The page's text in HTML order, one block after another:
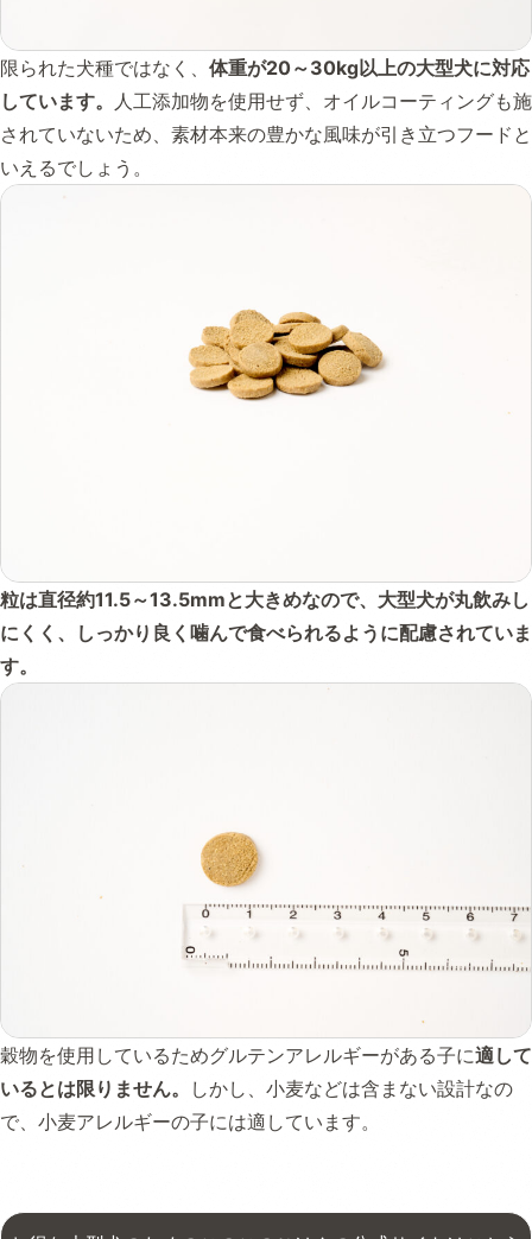
限られた犬種ではなく、 体重が20～30kg以上の大型犬に対応
しています。
人工添加物を使用せず、オイルコーティングも施
されていないため、素材本来の豊かな風味が引き立つフードと
いえるでしょう。
粒は直径約11.5～13.5mmと大きめなので、大型犬が丸飲みし
にくく、しっかり良く噛んで食べられるように配慮されていま
す。
穀物を使用しているためグルテンアレルギーがある子に適して
いるとは限りません。
しかし、小麦などは含まない設計なの
で、小麦アレルギーの子には適しています。